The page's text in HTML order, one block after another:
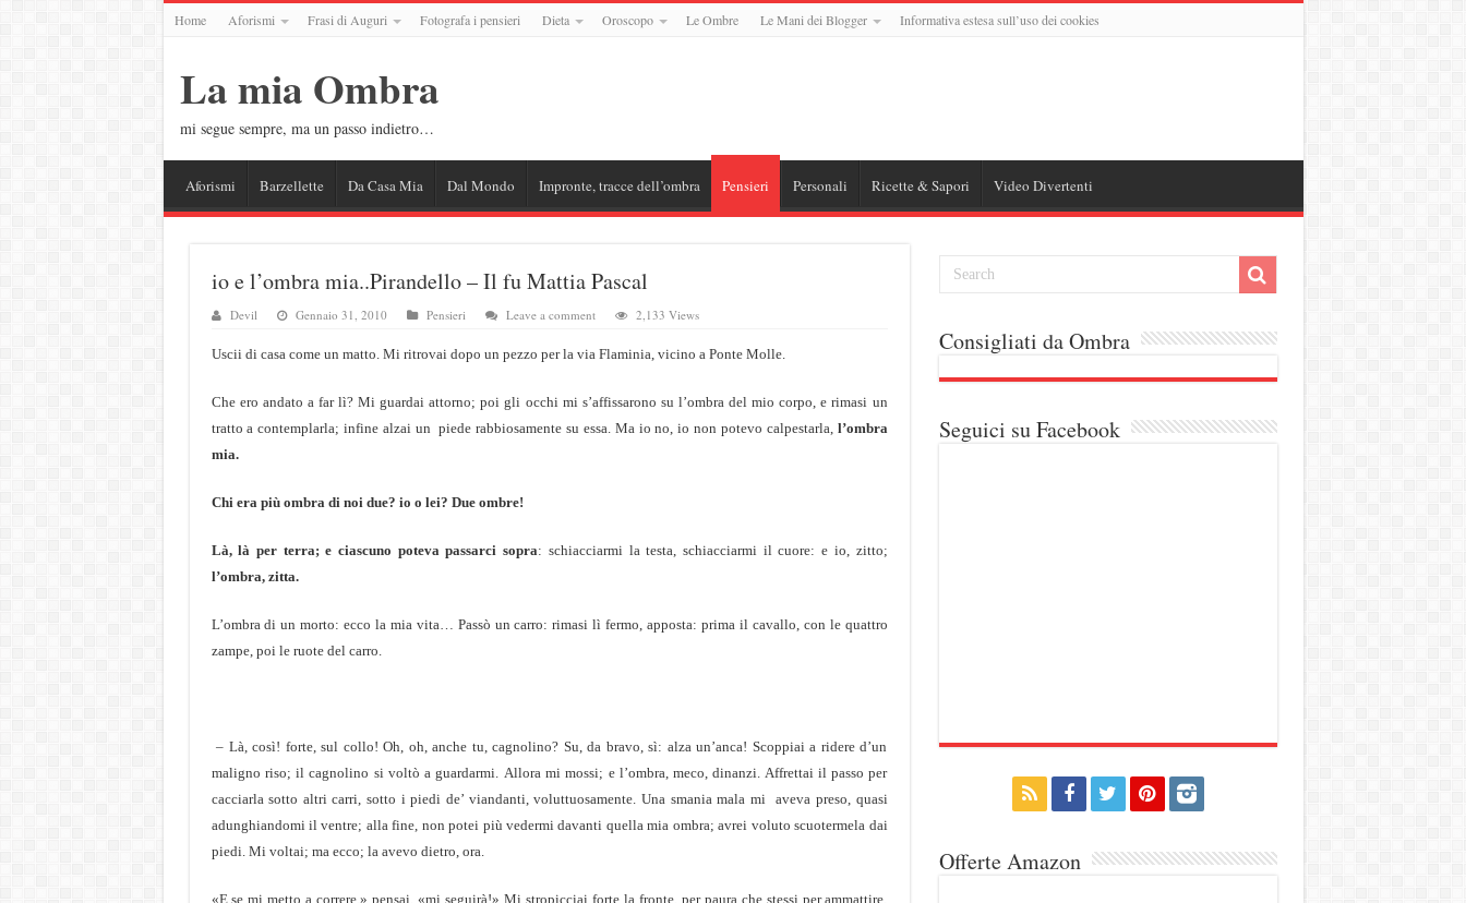
Home Aforismi Frasi di Auguri Fotografa i pensieri Dieta Oroscopo Le Ombre Le Mani dei Blogger Informativa estesa sull’uso dei cookies
La mia Ombra
mi segue sempre, ma un passo indietro…
Aforismi Barzellette Da Casa Mia Dal Mondo Impronte, tracce dell’ombra Pensieri Personali Ricette & Sapori Video Divertenti
io e l’ombra mia..Pirandello – Il fu Mattia Pascal
Devil Gennaio 31, 2010 Pensieri Leave a comment 2,133 Views
Uscii di casa come un matto. Mi ritrovai dopo un pezzo per la via Flaminia, vicino a Ponte Molle.
Che ero andato a far lì? Mi guardai attorno; poi gli occhi mi s’affissarono su l’ombra del mio corpo, e rimasi un
tratto a contemplarla; infine alzai un piede rabbiosamente su essa. Ma io no, io non potevo calpestarla, l’ombra
mia.
Chi era più ombra di noi due? io o lei? Due ombre!
Là, là per terra; e ciascuno poteva passarci sopra: schiacciarmi la testa, schiacciarmi il cuore: e io, zitto;
l’ombra, zitta.
L’ombra di un morto: ecco la mia vita… Passò un carro: rimasi lì fermo, apposta: prima il cavallo, con le quattro
zampe, poi le ruote del carro.
– Là, così! forte, sul collo! Oh, oh, anche tu, cagnolino? Su, da bravo, sì: alza un’anca! Scoppiai a ridere d’un
maligno riso; il cagnolino si voltò a guardarmi. Allora mi mossi; e l’ombra, meco, dinanzi. Affrettai il passo per
cacciarla sotto altri carri, sotto i piedi de’ viandanti, voluttuosamente. Una smania mala mi aveva preso, quasi
adunghiandomi il ventre; alla fine, non potei più vedermi davanti quella mia ombra; avrei voluto scuotermela dai
piedi. Mi voltai; ma ecco; la avevo dietro, ora.
«E se mi metto a correre,» pensai, «mi seguirà!» Mi stropicciai forte la fronte, per paura che stessi per ammattire,
Consigliati da Ombra
Seguici su Facebook
Offerte Amazon